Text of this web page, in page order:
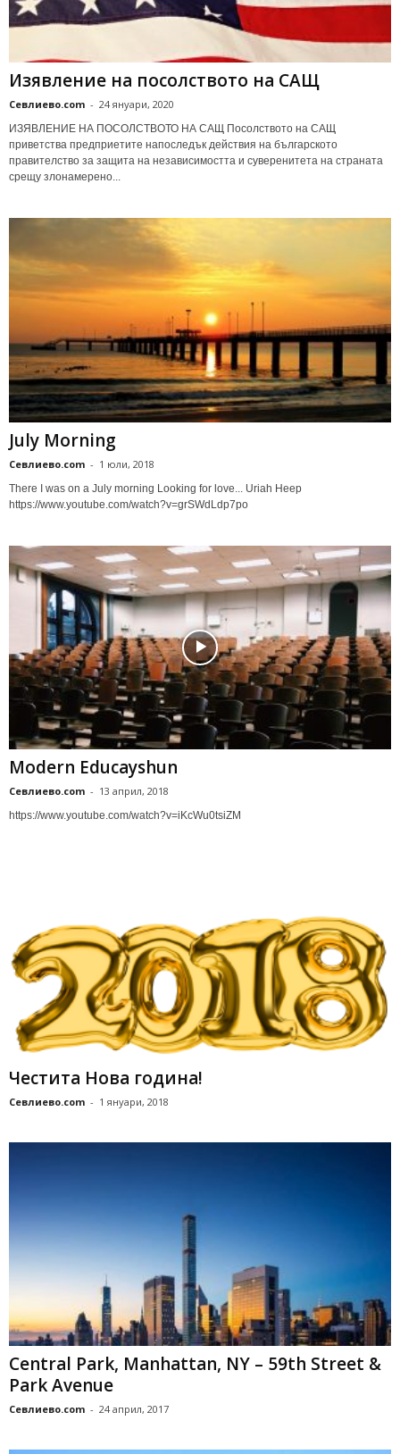
Изявление на посолството на САЩ
Севлиево.com - 24 януари, 2020
ИЗЯВЛЕНИЕ НА ПОСОЛСТВОТО НА САЩ Посолството на САЩ
приветства предприетите напоследък действия на българското
правителство за защита на независимостта и суверенитета на страната
срещу злонамерено...
July Morning
Севлиево.com - 1 юли, 2018
There I was on a July morning Looking for love... Uriah Heep
https://www.youtube.com/watch?v=grSWdLdp7po
Modern Educayshun
Севлиево.com - 13 април, 2018
https://www.youtube.com/watch?v=iKcWu0tsiZM
Честита Нова година!
Севлиево.com - 1 януари, 2018
Central Park, Manhattan, NY – 59th Street &
Park Avenue
Севлиево.com - 24 април, 2017